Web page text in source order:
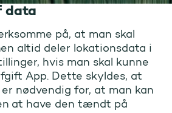
data
på, at man skal
altid deler lokationsdata i
hvis man skal kunne
App. Dette skyldes, at
nødvendig for, at man kan
at have den tændt på